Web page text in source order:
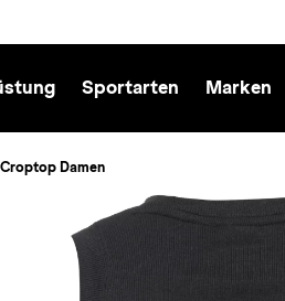
Sportarten Marken
Croptop Damen